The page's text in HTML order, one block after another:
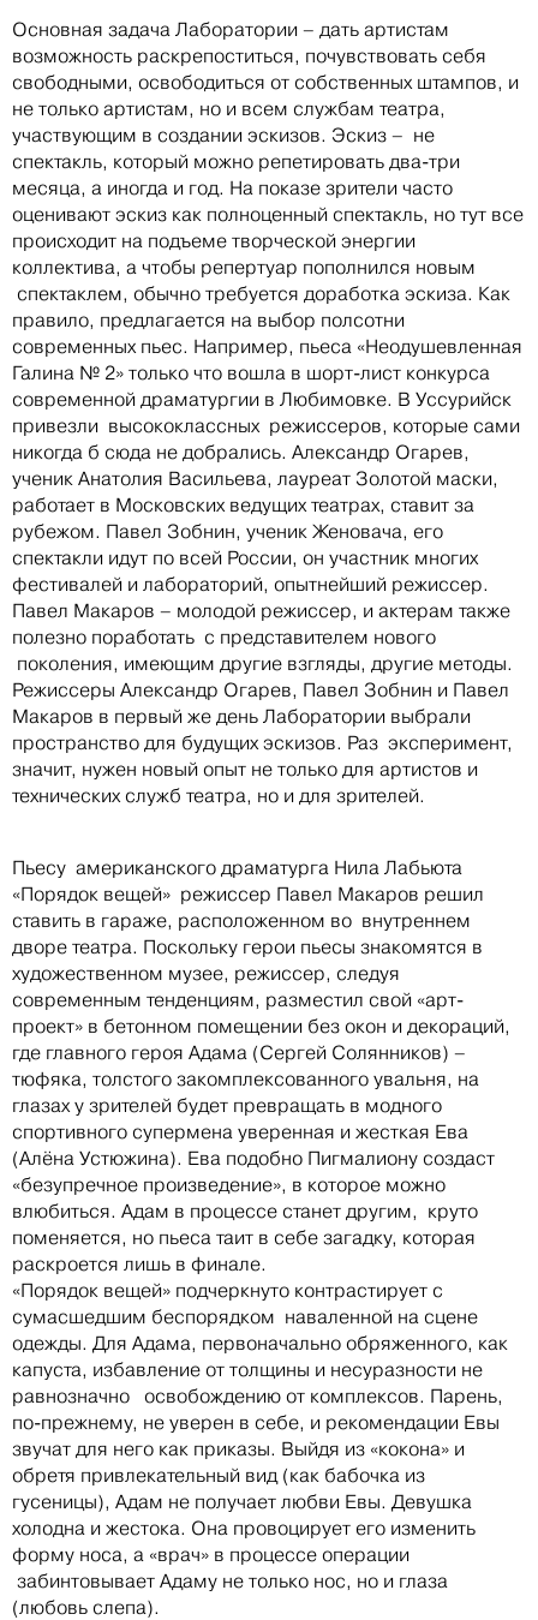
Основная задача Лаборатории – дать артистам
возможность раскрепоститься, почувствовать себя
свободными, освободиться от собственных штампов, и
не только артистам, но и всем службам театра,
участвующим в создании эскизов. Эскиз – не
спектакль, который можно репетировать два-три
месяца, а иногда и год. На показе зрители часто
оценивают эскиз как полноценный спектакль, но тут все
происходит на подъеме творческой энергии
коллектива, а чтобы репертуар пополнился новым
спектаклем, обычно требуется доработка эскиза. Как
правило, предлагается на выбор полсотни
современных пьес. Например, пьеса «Неодушевленная
Галина № 2» только что вошла в шорт-лист конкурса
современной драматургии в Любимовке. В Уссурийск
привезли высококлассных режиссеров, которые сами
никогда б сюда не добрались. Александр Огарев,
ученик Анатолия Васильева, лауреат Золотой маски,
работает в Московских ведущих театрах, ставит за
рубежом. Павел Зобнин, ученик Женовача, его
спектакли идут по всей России, он участник многих
фестивалей и лабораторий, опытнейший режиссер.
Павел Макаров – молодой режиссер, и актерам также
полезно поработать с представителем нового
поколения, имеющим другие взгляды, другие методы.
Режиссеры Александр Огарев, Павел Зобнин и Павел
Макаров в первый же день Лаборатории выбрали
пространство для будущих эскизов. Раз эксперимент,
значит, нужен новый опыт не только для артистов и
технических служб театра, но и для зрителей.
Пьесу американского драматурга Нила Лабьюта
«Порядок вещей» режиссер Павел Макаров решил
ставить в гараже, расположенном во внутреннем
дворе театра. Поскольку герои пьесы знакомятся в
художественном музее, режиссер, следуя
современным тенденциям, разместил свой «арт-
проект» в бетонном помещении без окон и декораций,
где главного героя Адама (Сергей Солянников) –
тюфяка, толстого закомплексованного увальня, на
глазах у зрителей будет превращать в модного
спортивного супермена уверенная и жесткая Ева
(Алёна Устюжина). Ева подобно Пигмалиону создаст
«безупречное произведение», в которое можно
влюбиться. Адам в процессе станет другим, круто
поменяется, но пьеса таит в себе загадку, которая
раскроется лишь в финале.
«Порядок вещей» подчеркнуто контрастирует с
сумасшедшим беспорядком наваленной на сцене
одежды. Для Адама, первоначально обряженного, как
капуста, избавление от толщины и несуразности не
равнозначно освобождению от комплексов. Парень,
по-прежнему, не уверен в себе, и рекомендации Евы
звучат для него как приказы. Выйдя из «кокона» и
обретя привлекательный вид (как бабочка из
гусеницы), Адам не получает любви Евы. Девушка
холодна и жестока. Она провоцирует его изменить
форму носа, а «врач» в процессе операции
забинтовывает Адаму не только нос, но и глаза
(любовь слепа).